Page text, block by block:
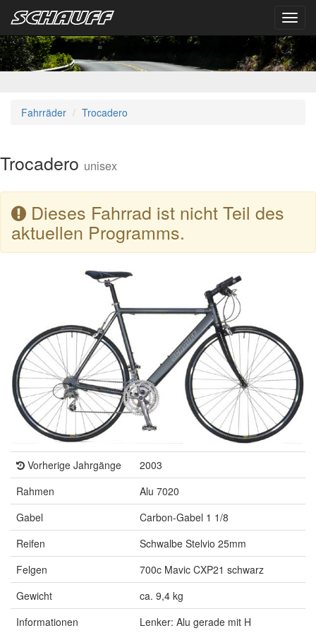
Fahrräder Trocadero
Trocadero unisex
Dieses Fahrrad ist nicht Teil des
aktuellen Programms.
Vorherige Jahrgänge
2003
Rahmen
Alu 7020
Gabel
Carbon-Gabel 1 1/8
Reifen
Schwalbe Stelvio 25mm
Felgen
700c Mavic CXP21 schwarz
Gewicht
ca. 9,4 kg
Informationen
Lenker: Alu gerade mit H